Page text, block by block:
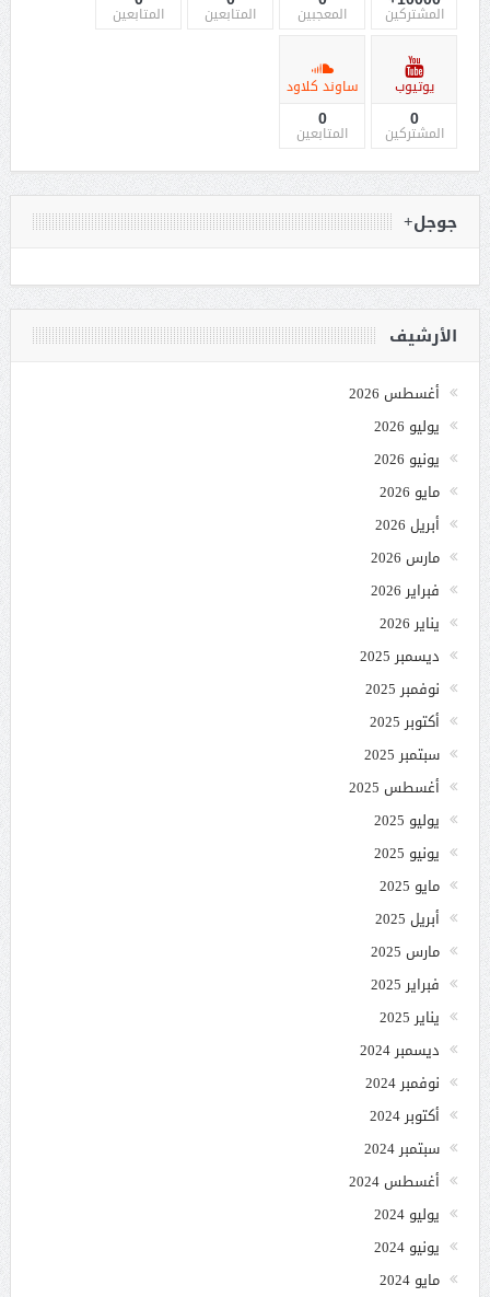
المشتركين المعجبين المتابعين المتابعين
يوتيوب
0
المشتركين
ساوند كلاود
0
المتابعين
جوجل+
الأرشيف
أغسطس 2026
يوليو 2026
يونيو 2026
مايو 2026
أبريل 2026
مارس 2026
فبراير 2026
يناير 2026
ديسمبر 2025
نوفمبر 2025
أكتوبر 2025
سبتمبر 2025
أغسطس 2025
يوليو 2025
يونيو 2025
مايو 2025
أبريل 2025
مارس 2025
فبراير 2025
يناير 2025
ديسمبر 2024
نوفمبر 2024
أكتوبر 2024
سبتمبر 2024
أغسطس 2024
يوليو 2024
يونيو 2024
مايو 2024